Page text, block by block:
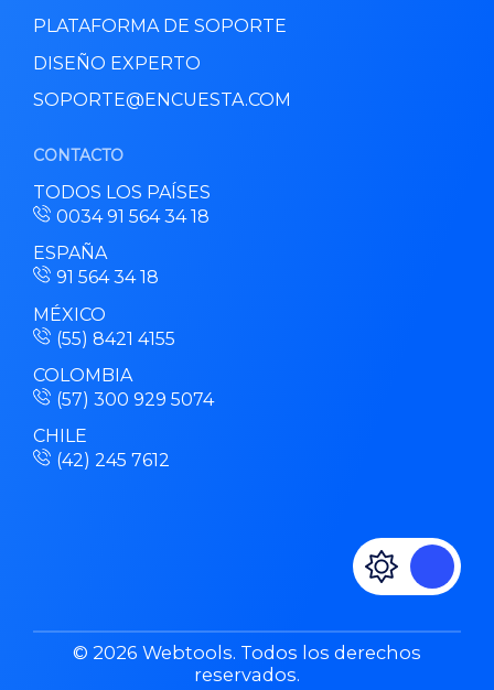
PLATAFORMA DE SOPORTE
DISEÑO EXPERTO
SOPORTE@ENCUESTA.COM
CONTACTO
TODOS LOS PAÍSES
0034 91 564 34 18
ESPAÑA
91 564 34 18
MÉXICO
(55) 8421 4155
COLOMBIA
(57) 300 929 5074
CHILE
(42) 245 7612
© 2026 Webtools. Todos los derechos
reservados.